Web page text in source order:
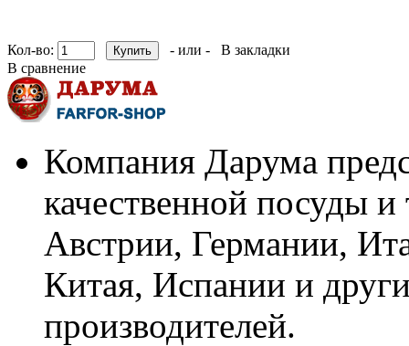
Кол-во: - или -
В закладки
В сравнение
Компания Дарума
качественной посуды
Австрии, Германии,
Китая, Испании и
производителей.